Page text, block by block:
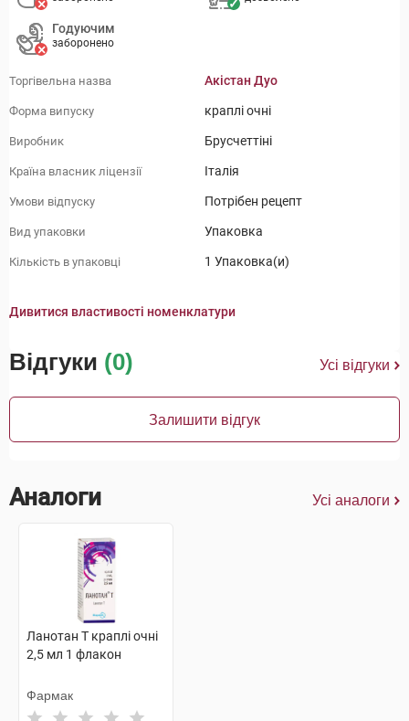
Годуючим
заборонено
Торгівельна назва Акістан Дуо
Форма випуску краплі очні
Виробник Брусчеттіні
Країна власник ліцензії Італія
Умови відпуску Потрібен рецепт
Вид упаковки Упаковка
Кількість в упаковці 1 Упаковка(и)
Дивитися властивості номенклатури
Відгуки (0) Усі відгуки
Залишити відгук
Аналоги Усі аналоги
Ланотан Т краплі очні
2,5 мл 1 флакон
Фармак